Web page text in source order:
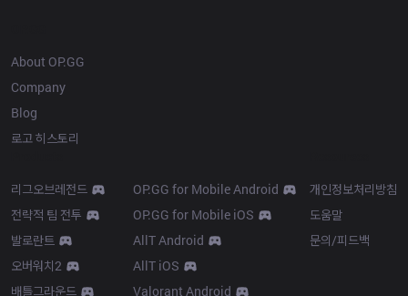
About OP.GG
Company
Blog
로고 히스토리
리그오브레전드
전략적 팀 전투
발로란트
오버워치2
배틀그라운드
OP.GG for Mobile Android
OP.GG for Mobile iOS
AllT Android
AllT iOS
Valorant Android
개인정보처리방침
도움말
문의/피드백